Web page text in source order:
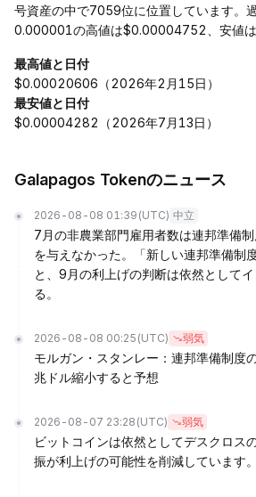
号資産の中で7059位に位置しています。
0.000001の高値は$0.00004752、安値
最高値と日付
$0.00020606（2026年2月15日）
最安値と日付
$0.00004282（2026年7月13日）
Galapagos Tokenのニュース
2026-08-08 01:39 (UTC) 中立
7月の非農業部門雇用者数は連邦準備
を与えなかった。「新しい連邦準備制
と、9月の利上げの判断は依然として
る。
2026-08-08 00:25 (UTC) 弱気
モルガン・スタンレー：連邦準備制度
兆ドル縮小すると予想
2026-08-07 23:28 (UTC) 弱気
ビットコインは依然としてデスクロス
振が利上げの可能性を削減しています。